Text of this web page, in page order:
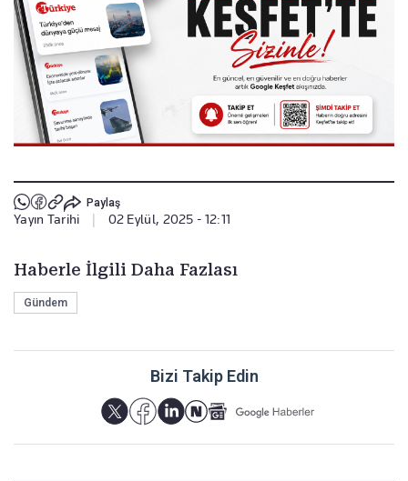
Paylaş
Yayın Tarihi 02 Eylül, 2025 - 12:11
Haberle İlgili Daha Fazlası
Gündem
Bizi Takip Edin